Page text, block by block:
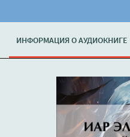
ИНФОРМАЦИЯ О АУДИОКНИГЕ